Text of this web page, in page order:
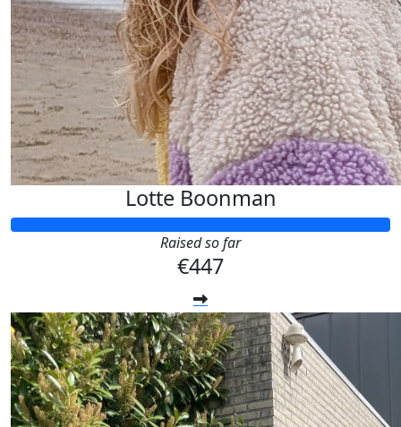
Lotte Boonman
Raised so far
€447